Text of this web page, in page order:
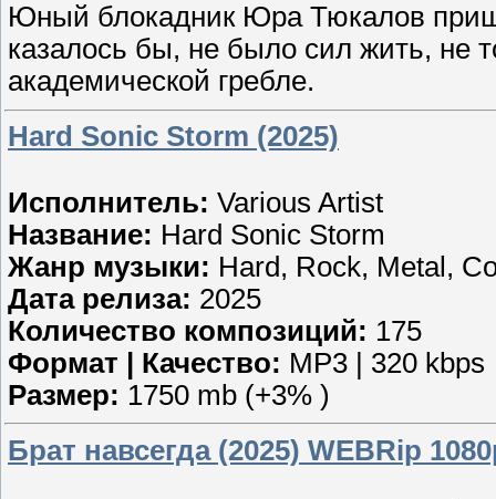
Юный блокадник Юра Тюкалов
казалось бы, не было сил жить, не
академической гребле.
Hard Sonic Storm (2025)
Исполнитель: Various Artist
Название: Hard Sonic Storm
Жанр музыки: Hard, Rock, Metal,
Дата релиза: 2025
Количество композиций: 175
Формат | Качество: MP3 | 320 kbps
Размер: 1750 mb (+3% )
Брат навсегда (2025) WEBRip